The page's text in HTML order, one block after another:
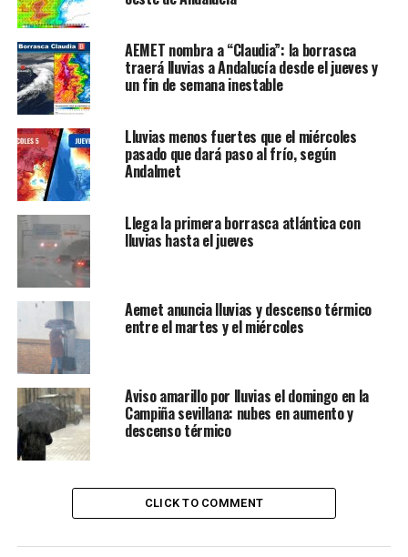
AEMET nombra a “Claudia”: la borrasca
traerá lluvias a Andalucía desde el jueves y
un fin de semana inestable
Lluvias menos fuertes que el miércoles
pasado que dará paso al frío, según
Andalmet
Llega la primera borrasca atlántica con
lluvias hasta el jueves
Aemet anuncia lluvias y descenso térmico
entre el martes y el miércoles
Aviso amarillo por lluvias el domingo en la
Campiña sevillana: nubes en aumento y
descenso térmico
CLICK TO COMMENT